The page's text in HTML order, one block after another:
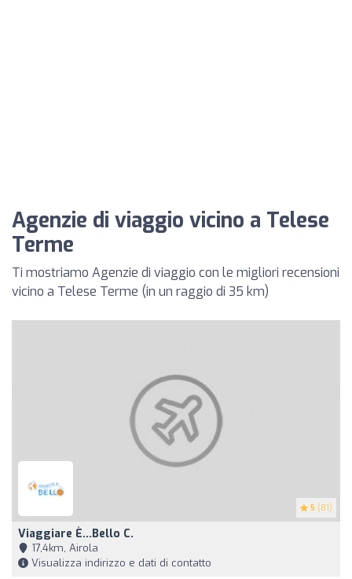
Agenzie di viaggio vicino a Telese
Terme
Ti mostriamo Agenzie di viaggio con le migliori recensioni
vicino a Telese Terme (in un raggio di 35 km)
5 (81)
Viaggiare È...Bello C.
17,4km, Airola
Visualizza indirizzo e dati di contatto